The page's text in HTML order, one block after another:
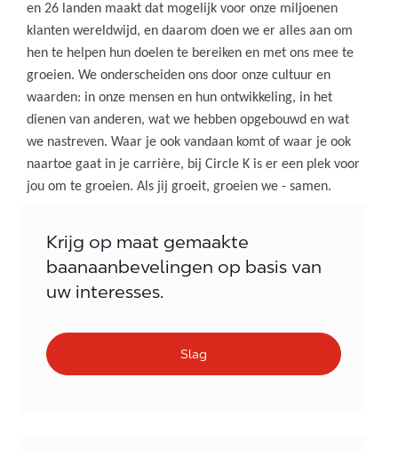
en 26 landen maakt dat mogelijk voor onze miljoenen
klanten wereldwijd, en daarom doen we er alles aan om
hen te helpen hun doelen te bereiken en met ons mee te
groeien. We onderscheiden ons door onze cultuur en
waarden: in onze mensen en hun ontwikkeling, in het
dienen van anderen, wat we hebben opgebouwd en wat
we nastreven. Waar je ook vandaan komt of waar je ook
naartoe gaat in je carrière, bij Circle K is er een plek voor
jou om te groeien. Als jij groeit, groeien we - samen.
Krijg op maat gemaakte
baanaanbevelingen op basis van
uw interesses.
Slag